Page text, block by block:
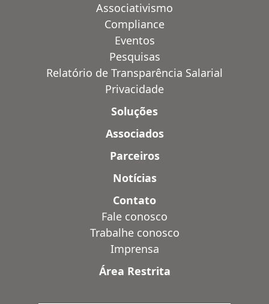
Associativismo
Compliance
Eventos
Pesquisas
Relatório de Transparência Salarial
Privacidade
Soluções
Associados
Parceiros
Notícias
Contato
Fale conosco
Trabalhe conosco
Imprensa
Área Restrita